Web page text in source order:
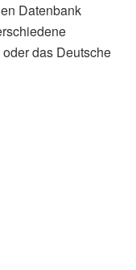
Datenbank
das Deutsche